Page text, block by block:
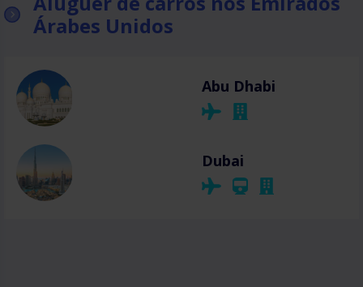
Árabes Unidos
Abu Dhabi
Dubai